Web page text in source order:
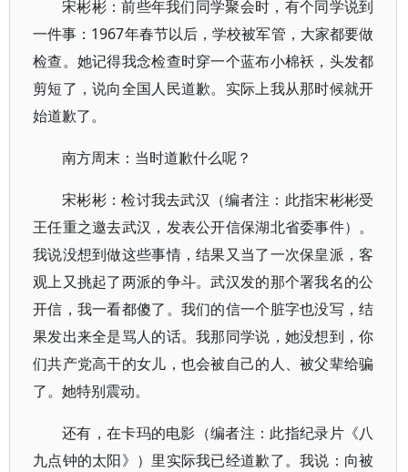
宋彬彬：前些年我们同学聚会时，有个同学说到
一件事：1967年春节以后，学校被军管，大家都要做
检查。她记得我念检查时穿一个蓝布小棉袄，头发都
剪短了，说向全国人民道歉。实际上我从那时候就开
始道歉了。
南方周末：当时道歉什么呢？
宋彬彬：检讨我去武汉（编者注：此指宋彬彬受
王任重之邀去武汉，发表公开信保湖北省委事件）。
我说没想到做这些事情，结果又当了一次保皇派，客
观上又挑起了两派的争斗。武汉发的那个署我名的公
开信，我一看都傻了。我们的信一个脏字也没写，结
果发出来全是骂人的话。我那同学说，她没想到，你
们共产党高干的女儿，也会被自己的人、被父辈给骗
了。她特别震动。
还有，在卡玛的电影（编者注：此指纪录片《八
九点钟的太阳》）里实际我已经道歉了。我说：向被